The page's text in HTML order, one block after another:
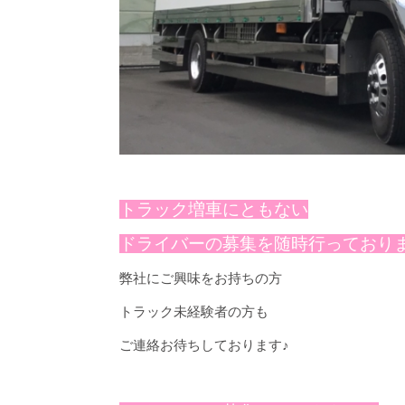
トラック増車にともない
ドライバーの募集を随時行っており
弊社にご興味をお持ちの方
トラック未経験者の方も
ご連絡お待ちしております♪